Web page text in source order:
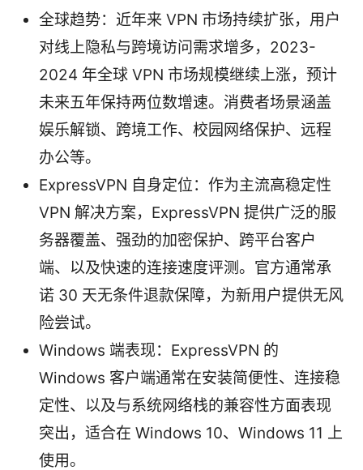
全球趋势：近年来 VPN 市场持续扩张，用户
对线上隐私与跨境访问需求增多，2023-
2024 年全球 VPN 市场规模继续上涨，预计
未来五年保持两位数增速。消费者场景涵盖
娱乐解锁、跨境工作、校园网络保护、远程
办公等。
ExpressVPN 自身定位：作为主流高稳定性
VPN 解决方案，ExpressVPN 提供广泛的服
务器覆盖、强劲的加密保护、跨平台客户
端、以及快速的连接速度评测。官方通常承
诺 30 天无条件退款保障，为新用户提供无风
险尝试。
Windows 端表现：ExpressVPN 的
Windows 客户端通常在安装简便性、连接稳
定性、以及与系统网络栈的兼容性方面表现
突出，适合在 Windows 10、Windows 11 上
使用。